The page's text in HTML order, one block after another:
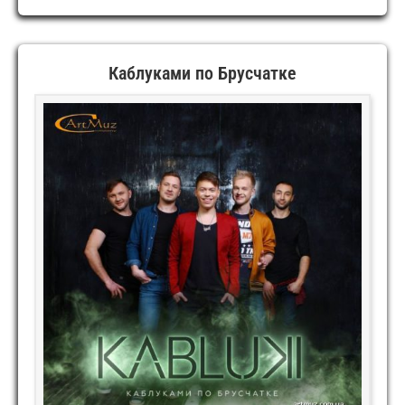
Каблуками по Брусчатке